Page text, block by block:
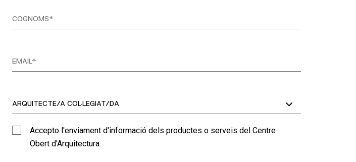
Accepto l'enviament d'informació dels productes o serveis del Centre
Obert d'Arquitectura.